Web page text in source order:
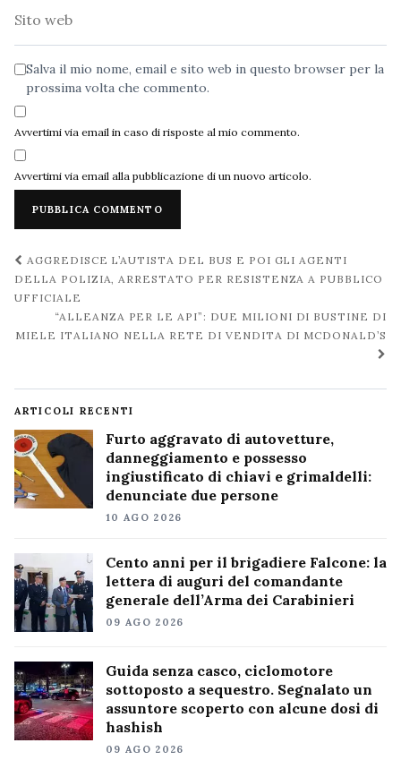
Salva il mio nome, email e sito web in questo browser per la
prossima volta che commento.
Avvertimi via email in caso di risposte al mio commento.
Avvertimi via email alla pubblicazione di un nuovo articolo.
Navigazione
post
AGGREDISCE L’AUTISTA DEL BUS E POI GLI AGENTI
DELLA POLIZIA, ARRESTATO PER RESISTENZA A PUBBLICO
UFFICIALE
“ALLEANZA PER LE API”: DUE MILIONI DI BUSTINE DI
MIELE ITALIANO NELLA RETE DI VENDITA DI MCDONALD’S
ARTICOLI RECENTI
Furto aggravato di autovetture,
danneggiamento e possesso
ingiustificato di chiavi e grimaldelli:
denunciate due persone
10 AGO 2026
Cento anni per il brigadiere Falcone: la
lettera di auguri del comandante
generale dell’Arma dei Carabinieri
09 AGO 2026
Guida senza casco, ciclomotore
sottoposto a sequestro. Segnalato un
assuntore scoperto con alcune dosi di
hashish
09 AGO 2026